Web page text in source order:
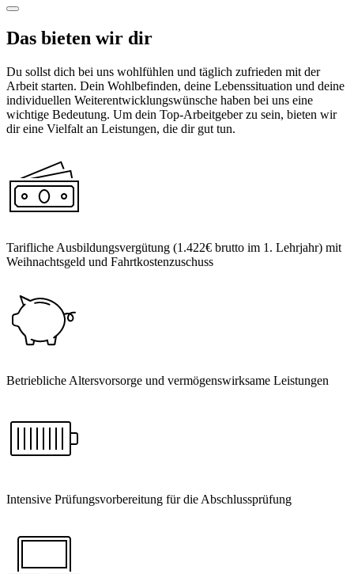
Das bieten wir dir
Du sollst dich bei uns wohlfühlen und täglich zufrieden mit der
Arbeit starten. Dein Wohlbefinden, deine Lebenssituation und deine
individuellen Weiterentwicklungswünsche haben bei uns eine
wichtige Bedeutung. Um dein Top-Arbeitgeber zu sein, bieten wir
dir eine Vielfalt an Leistungen, die dir gut tun.
Tarifliche Ausbildungsvergütung (1.422€ brutto im 1. Lehrjahr) mit
Weihnachtsgeld und Fahrtkostenzuschuss
Betriebliche Altersvorsorge und vermögenswirksame Leistungen
Intensive Prüfungsvorbereitung für die Abschlussprüfung